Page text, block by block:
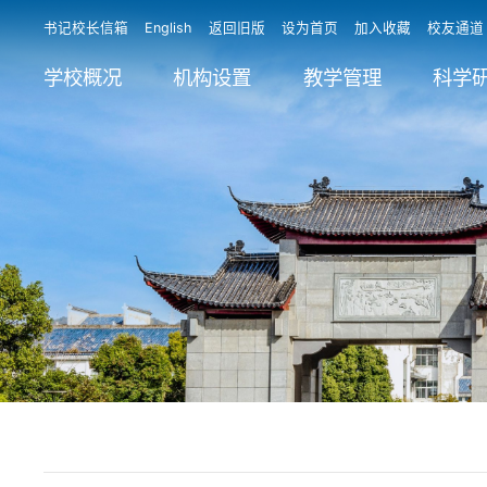
书记校长信箱 English 返回旧版 设为首页 加入收藏 校友通道
学校概况 机构设置 教学管理 科学